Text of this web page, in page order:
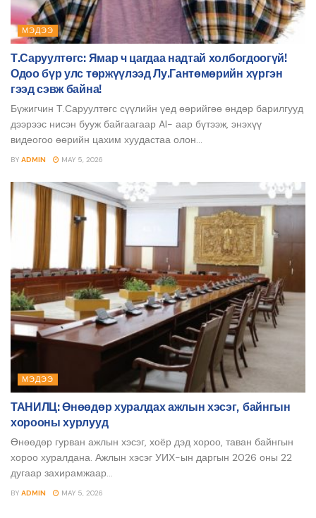
МЭДЭЭ
Т.Саруултөгс: Ямар ч цагдаа надтай холбогдоогүй!
Одоо бүр улс төржүүлээд Лу.Гантөмөрийн хүргэн
гээд сэвж байна!
Бүжигчин Т.Саруултөгс сүүлийн үед өөрийгөө өндөр барилгууд
дээрээс нисэн бууж байгаагаар AI- аар бүтээж, энэхүү
видеогоо өөрийн цахим хуудастаа олон...
BY ADMIN MAY 5, 2026
МЭДЭЭ
ТАНИЛЦ: Өнөөдөр хуралдах ажлын хэсэг, байнгын
хорооны хурлууд
Өнөөдөр гурван ажлын хэсэг, хоёр дэд хороо, таван байнгын
хороо хуралдана. Ажлын хэсэг УИХ-ын даргын 2026 оны 22
дугаар захирамжаар...
BY ADMIN MAY 5, 2026